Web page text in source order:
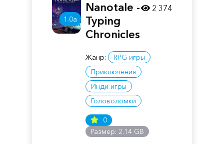
1.0a
Nanotale -
Typing
Chronicles
Жанр:
RPG игры
Приключения
Инди игры
Головоломки
0
Размер: 2.14 GB
2 374